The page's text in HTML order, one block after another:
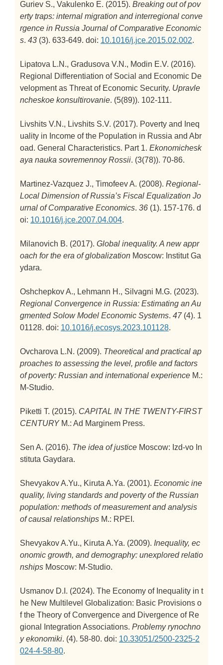
Guriev S., Vakulenko E. (2015). Breaking out of pov
erty traps: internal migration and interregional conve
rgence in Russia Journal of Comparative Economic
s. 43 (3). 633-649. doi: 10.1016/j.jce.2015.02.002.
Lipatova L.N., Gradusova V.N., Modin E.V. (2016).
Regional Differentiation of Social and Economic De
velopment as Threat of Economic Security. Upravle
ncheskoe konsultirovanie. (5(89)). 102-111.
Livshits V.N., Livshits S.V. (2017). Poverty and Ineq
uality in Income of the Population in Russia and Abr
oad. General Characteristics. Part 1. Ekonomichesk
aya nauka sovremennoy Rossii. (3(78)). 70-86.
Martinez-Vazquez J., Timofeev A. (2008). Regional-
Local Dimension of Russia’s Fiscal Equalization Jo
urnal of Comparative Economics. 36 (1). 157-176. d
oi: 10.1016/j.jce.2007.04.004.
Milanovich B. (2017). Global inequality. A new appr
oach for the era of globalization Moscow: Institut Ga
ydara.
Oshchepkov A., Lehmann H., Silvagni M.G. (2023).
Regional Convergence in Russia: Estimating an Au
gmented Solow Model Economic Systems. 47(4). 1
01128. doi: 10.1016/j.ecosys.2023.101128.
Ovcharova L.N. (2009). Theoretical and practical ap
proaches to assessing the level, profile and factors
of poverty: Russian and international experience M.:
M-Studio.
Piketti T. (2015). CAPITAL IN THE TWENTY-FIRST
CENTURYM.: Ad Marginem Press.
Sen A. (2016). The idea of justice Moscow: Izd-vo In
stituta Gaydara.
Shevyakov A.Yu., Kiruta A.Ya. (2001). Economic ine
quality, living standards and poverty of the Russian
population: methods of measurement and analysis
of causal relationships M.: RPEI.
Shevyakov A.Yu., Kiruta A.Ya. (2009). Inequality, ec
onomic growth, and demography: unexplored relatio
nships Moscow: M-Studio.
Usmanov D.I. (2024). The Economy of Inequality in t
he New Multilevel Globalization: Basic Provisions o
f the Theory of Convergence and Divergence of Re
gional Integration Associations. Problemy rynochno
y ekonomiki. (4). 58-80. doi: 10.33051/2500-2325-2
024-4-58-80.